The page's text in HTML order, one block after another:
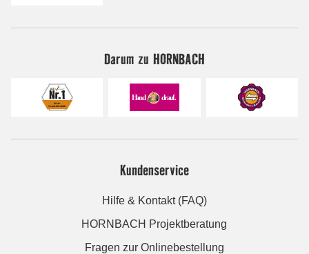
Darum zu HORNBACH
Kundenservice
Hilfe & Kontakt (FAQ)
HORNBACH Projektberatung
Fragen zur Onlinebestellung